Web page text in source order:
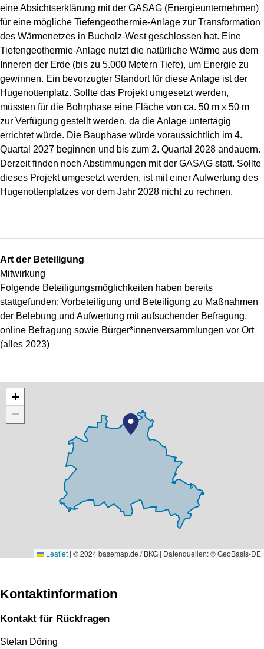
eine Absichtserklärung mit der GASAG (Energieunternehmen)
für eine mögliche Tiefengeothermie-Anlage zur Transformation
des Wärmenetzes in Bucholz-West geschlossen hat. Eine
Tiefengeothermie-Anlage nutzt die natürliche Wärme aus dem
Inneren der Erde (bis zu 5.000 Metern Tiefe), um Energie zu
gewinnen. Ein bevorzugter Standort für diese Anlage ist der
Hugenottenplatz. Sollte das Projekt umgesetzt werden,
müssten für die Bohrphase eine Fläche von ca. 50 m x 50 m
zur Verfügung gestellt werden, da die Anlage untertägig
errichtet würde. Die Bauphase würde voraussichtlich im 4.
Quartal 2027 beginnen und bis zum 2. Quartal 2028 andauern.
Derzeit finden noch Abstimmungen mit der GASAG statt. Sollte
dieses Projekt umgesetzt werden, ist mit einer Aufwertung des
Hugenottenplatzes vor dem Jahr 2028 nicht zu rechnen.
Art der Beteiligung
Mitwirkung
Folgende Beteiligungsmöglichkeiten haben bereits
stattgefunden: Vorbeteiligung und Beteiligung zu Maßnahmen
der Belebung und Aufwertung mit aufsuchender Befragung,
online Befragung sowie Bürger*innenversammlungen vor Ort
(alles 2023)
+
−
Leaflet | © 2024 basemap.de / BKG | Datenquellen: © GeoBasis-DE
Kontaktinformation
Kontakt für Rückfragen
Stefan Döring